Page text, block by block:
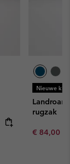
Nieuwe
rugzak
Minimum
€ 84,00